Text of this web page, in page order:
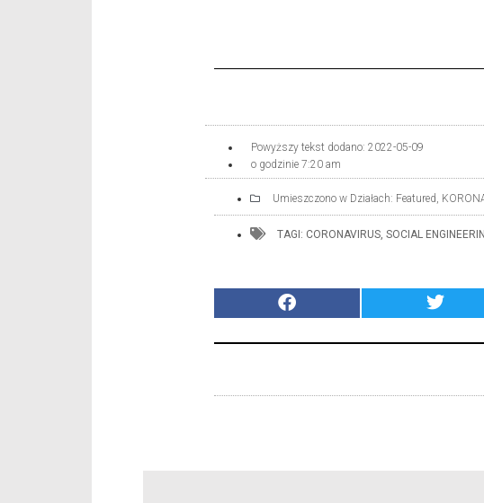
Powyższy tekst dodano: 2022-05-09
o godzinie 7:20 am
Umieszczono w Działach: Featured,
TAGI: CORONAVIRUS, SOCIAL